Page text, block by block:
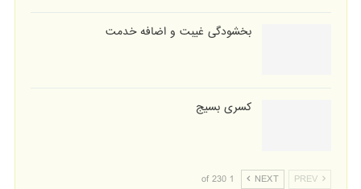
بخشودگی غیبت و اضافه خدمت
کسری بسیج
PREV
NEXT
1 of 230